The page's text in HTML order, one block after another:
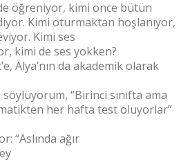
öğreniyor, kimi önce bütün
Kimi oturmaktan hoşlanıyor,
Kimi ses
kimi de ses yokken?
Alya’nın da akademik olarak
“Birinci sınıfta ama
her hafta test oluyorlar”
“Aslında ağır